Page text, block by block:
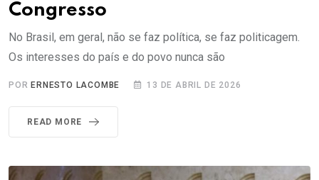
Congresso
No Brasil, em geral, não se faz política, se faz politicagem.
Os interesses do país e do povo nunca são
POR ERNESTO LACOMBE 13 DE ABRIL DE 2026
READ MORE